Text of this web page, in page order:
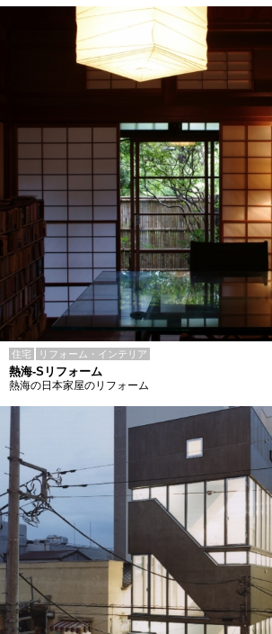
住宅 リフォーム・インテリア
熱海-Sリフォーム
熱海の日本家屋のリフォーム